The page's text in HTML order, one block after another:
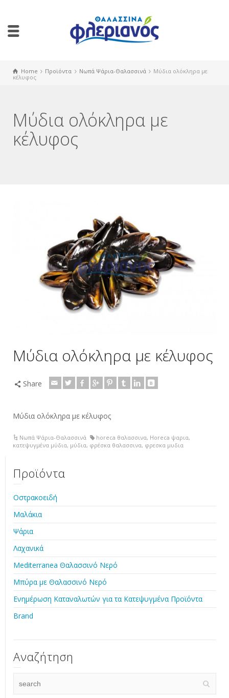
Home Προϊόντα Νωπά Ψάρια-Θαλασσινά
Μύδια ολόκληρα με
κέλυφος
Μύδια ολόκληρα με
κέλυφος
Μύδια ολόκληρα με κέλυφος
Share
Μύδια ολόκληρα με κέλυφος
Νωπά Ψάρια-Θαλασσινά horeca θαλασσινα, Horeca ψαρια,
κατεψυγμένα μύδια, μύδια, φρέσκα θαλασσινα, φρεσκα μυδια
Προϊόντα
Οστρακοειδή
Μαλάκια
Ψάρια
Λαχανικά
Mediterranea Θαλασσινό Νερό
Μπύρα με Θαλασσινό Νερό
Ενημέρωση Καταναλωτών για τα Κατεψυγμένα Προϊόντα
Brand
Αναζήτηση